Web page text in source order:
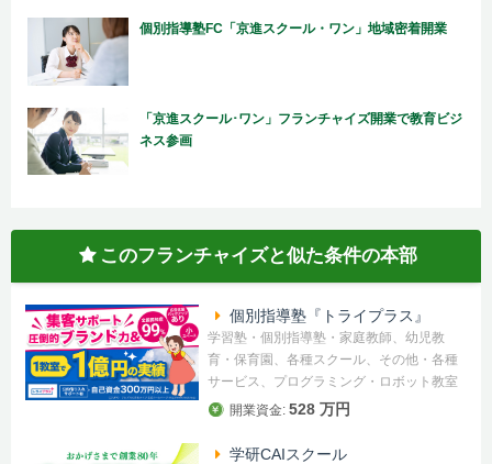
個別指導塾FC「京進スクール・ワン」地域密着開業
「京進スクール･ワン」フランチャイズ開業で教育ビジ
ネス参画
このフランチャイズと似た条件の本部
個別指導塾『トライプラス』
学習塾・個別指導塾・家庭教師、幼児教
育・保育園、各種スクール、その他・各種
サービス、プログラミング・ロボット教室
開業資金: 528 万円
学研CAIスクール